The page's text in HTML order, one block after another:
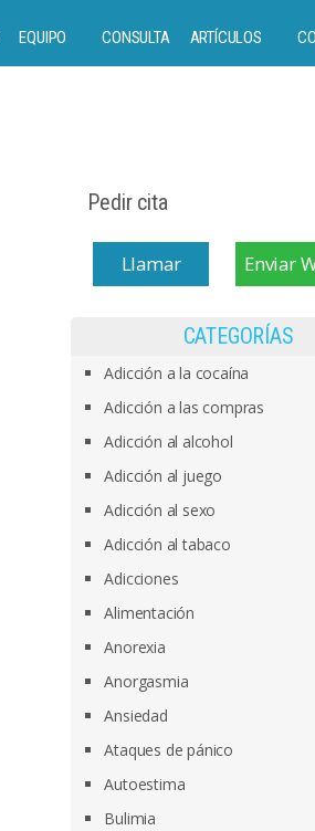
EQUIPO CONSULTA ARTÍCULOS
Pedir cita
Llamar Enviar
CATEGORÍAS
Adicción a la cocaína
Adicción a las compras
Adicción al alcohol
Adicción al juego
Adicción al sexo
Adicción al tabaco
Adicciones
Alimentación
Anorexia
Anorgasmia
Ansiedad
Ataques de pánico
Autoestima
Bulimia